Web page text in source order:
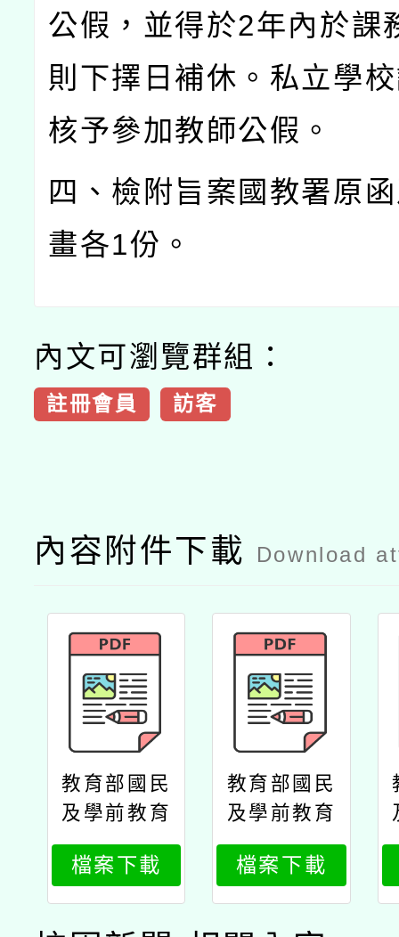
公假，並得於2年內於課
則下擇日補休。私立學
核予參加教師公假。
四、檢附旨案國教署原
畫各1份。
內文可瀏覽群組：
註冊會員 訪客
內容附件下載 Download
教育部國民
及學前教育
署高級中等
學校教師本
土語文認證
培訓實施計
檔案下載
教育部國民
及學前教育
署高級中等
學校教師本
土語文認證
培訓實施計
檔案下載